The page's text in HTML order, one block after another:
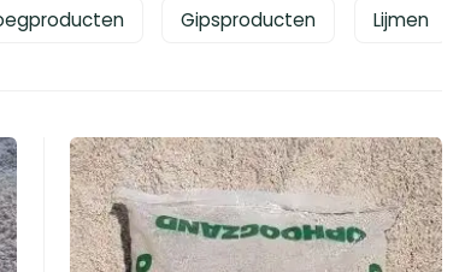
Gipsproducten Lijmen